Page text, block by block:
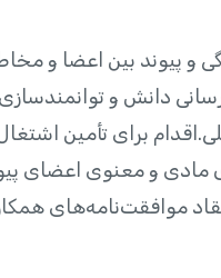
و پیوند بین اعضا و
دانش و
برای تأمین
مادی و معنوی اعضای
موافقت‌نامه‌های